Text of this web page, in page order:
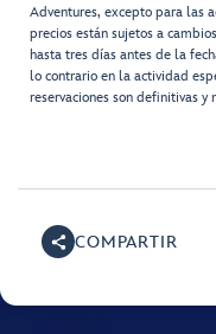
Adventures, excepto para las
precios están sujetos a
hasta tres días antes de la
lo contrario en la actividad
reservaciones son definitivas y
COMPARTIR